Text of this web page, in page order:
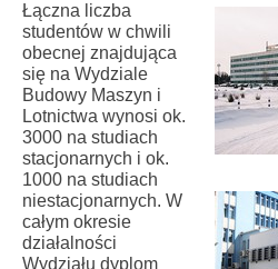
Łączna liczba
studentów w chwili
obecnej znajdująca
się na Wydziale
Budowy Maszyn i
Lotnictwa wynosi ok.
3000 na studiach
stacjonarnych i ok.
1000 na studiach
niestacjonarnych. W
całym okresie
działalności
Wydziału dyplom